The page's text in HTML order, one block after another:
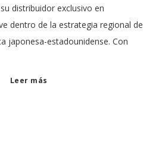
distribuidor exclusivo en
dentro de la estrategia regional de
japonesa-estadounidense. Con
Leer más